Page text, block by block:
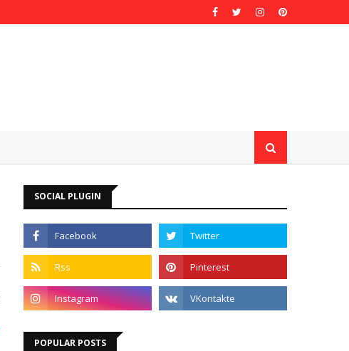
SOCIAL PLUGIN
POPULAR POSTS